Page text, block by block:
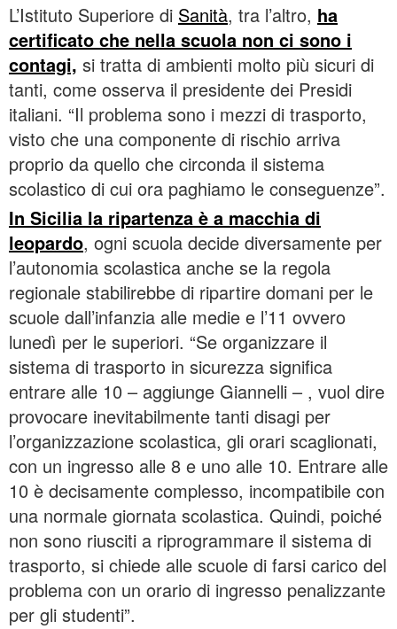
L’Istituto Superiore di Sanità, tra l’altro, ha
certificato che nella scuola non ci sono i
contagi, si tratta di ambienti molto più sicuri di
tanti, come osserva il presidente dei Presidi
italiani. “Il problema sono i mezzi di trasporto,
visto che una componente di rischio arriva
proprio da quello che circonda il sistema
scolastico di cui ora paghiamo le conseguenze”.
In Sicilia la ripartenza è a macchia di
leopardo, ogni scuola decide diversamente per
l’autonomia scolastica anche se la regola
regionale stabilirebbe di ripartire domani per le
scuole dall’infanzia alle medie e l’11 ovvero
lunedì per le superiori. “Se organizzare il
sistema di trasporto in sicurezza significa
entrare alle 10 – aggiunge Giannelli – , vuol dire
provocare inevitabilmente tanti disagi per
l’organizzazione scolastica, gli orari scaglionati,
con un ingresso alle 8 e uno alle 10. Entrare alle
10 è decisamente complesso, incompatibile con
una normale giornata scolastica. Quindi, poiché
non sono riusciti a riprogrammare il sistema di
trasporto, si chiede alle scuole di farsi carico del
problema con un orario di ingresso penalizzante
per gli studenti”.